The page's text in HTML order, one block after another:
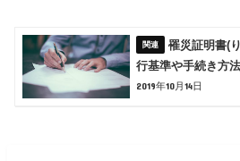
罹災証明書(
行基準や手続き方
2019年10月14日